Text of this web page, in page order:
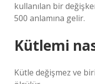
kullanılan bir
500 anlamına gelir.
Kütlemi
Kütle değişmez ve